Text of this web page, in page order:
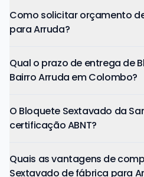
Como solicitar orçamento
para Arruda?
Qual o prazo de entrega de
Bairro Arruda em Colombo?
O Bloquete Sextavado da
certificação ABNT?
Quais as vantagens de
Sextavado de fábrica para